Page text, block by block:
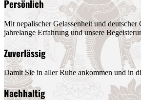
Persönlich
Mit nepalischer Gelassenheit und
jahrelange Erfahrung und unsere
Zuverlässig
Damit Sie in aller Ruhe ankommen und in
Nachhaltig